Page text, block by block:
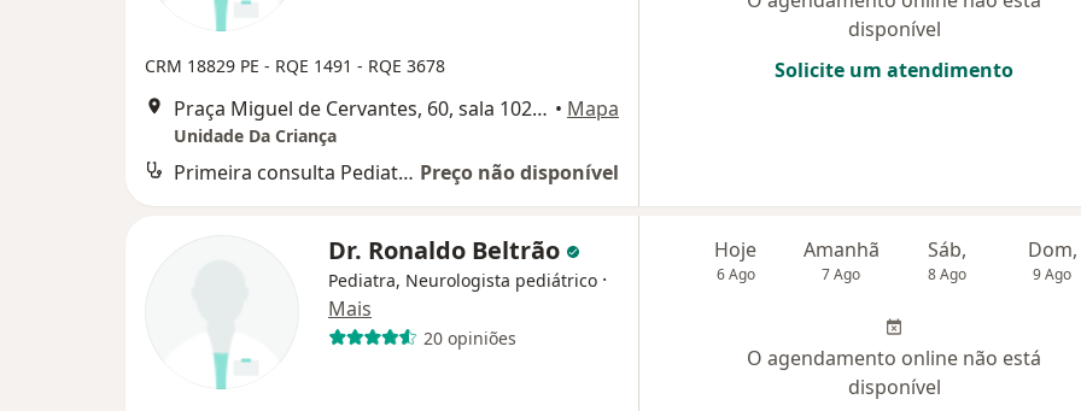
CRM 18829 PE - RQE 1491 - RQE 3678
Praça Miguel de Cervantes, 60, sala 102 - Ilha do Leite, Recife • Mapa
Unidade Da Criança
Primeira consulta Pediatria Preço não disponível
disponível
Solicite um atendimento
Dr. Ronaldo Beltrão
Pediatra, Neurologista pediátrico ·
Mais
20 opiniões
Hoje
6 Ago
Amanhã
7 Ago
Sáb,
8 Ago
Dom,
9 Ago
O agendamento online não está
disponível